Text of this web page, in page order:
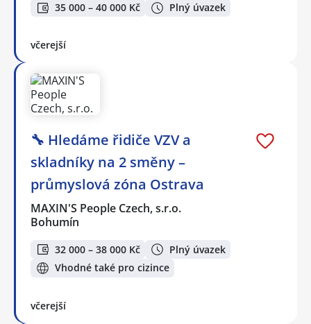
35 000 – 40 000 Kč Plný úvazek
včerejší
🔧 Hledáme řidiče VZV a
skladníky na 2 směny –
průmyslová zóna Ostrava
MAXIN'S People Czech, s.r.o.
Bohumín
32 000 – 38 000 Kč
Plný úvazek
Vhodné také pro cizince
včerejší